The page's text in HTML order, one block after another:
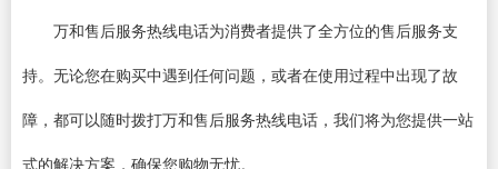
万和售后服务热线电话为消费者提供了全方位的售后服务支
持。无论您在购买中遇到任何问题，或者在使用过程中出现了故
障，都可以随时拨打万和售后服务热线电话，我们将为您提供一站
式的解决方案，确保您购物无忧。